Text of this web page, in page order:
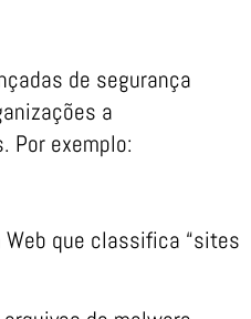
de segurança
a
Por exemplo:
que classifica “sites